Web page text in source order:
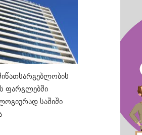
ფარგლებში
საშიში